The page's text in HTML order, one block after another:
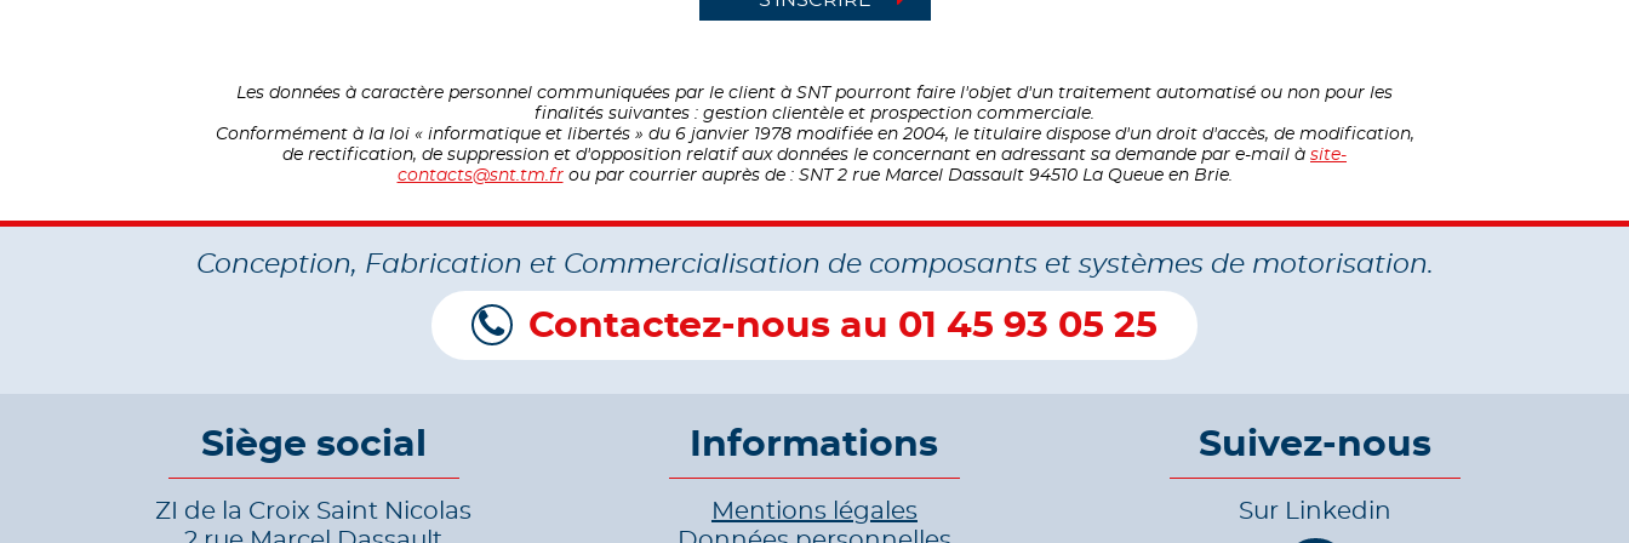
Les données à caractère personnel communiquées par le client à SNT pourront faire l'objet d'un traitement automatisé ou non pour les
finalités suivantes : gestion clientèle et prospection commerciale.
Conformément à la loi « informatique et libertés » du 6 janvier 1978 modifiée en 2004, le titulaire dispose d'un droit d'accès, de modification,
de rectification, de suppression et d'opposition relatif aux données le concernant en adressant sa demande par e-mail à site-
contacts@snt.tm.frou par courrier auprès de : SNT 2 rue Marcel Dassault 94510 La Queue en Brie.
Conception, Fabrication et Commercialisation de composants et systèmes de motorisation.
Contactez-nous au 01 45 93 05 25
Siège social
ZI de la Croix Saint Nicolas
Informations
Mentions légales
Suivez-nous
Sur Linkedin